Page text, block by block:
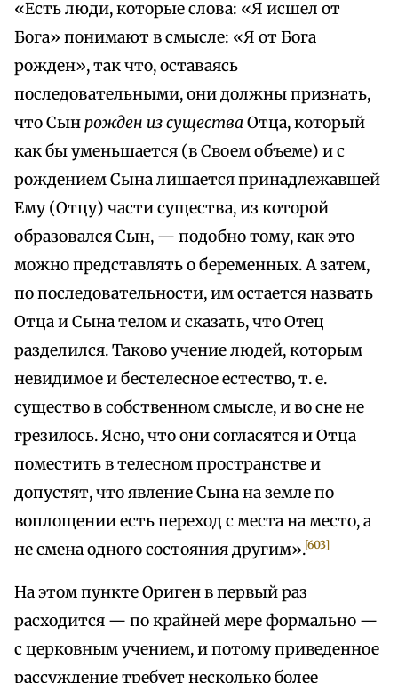
«Есть люди, которые слова: «Я исшел от
Бога» понимают в смысле: «Я от Бога
рожден», так что, оставаясь
последовательными, они должны признать,
что Сынрожден из существаОтца, который
как бы уменьшается (в Своем объеме) и с
рождением Сына лишается принадлежавшей
Ему (Отцу) части существа, из которой
образовался Сын, — подобно тому, как это
можно представлять о беременных. А затем,
по последовательности, им остается назвать
Отца и Сына телом и сказать, что Отец
разделился. Таково учение людей, которым
невидимое и бестелесное естество, т. е.
существо в собственном смысле, и во сне не
грезилось. Ясно, что они согласятся и Отца
поместить в телесном пространстве и
допустят, что явление Сына на земле по
воплощении есть переход с места на место, а
не смена одного состояния другим».[603]
На этом пункте Ориген в первый раз
расходится — по крайней мере формально —
с церковным учением, и потому приведенное
рассуждение требует несколько более